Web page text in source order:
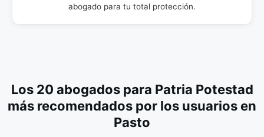
abogado para tu total protección.
Los 20 abogados para Patria Potestad
más recomendados por los usuarios en
Pasto